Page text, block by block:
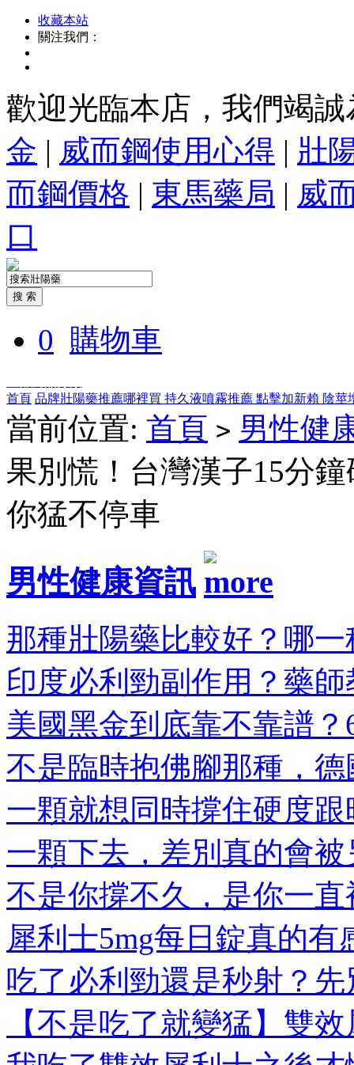
收藏本站
關注我們：
歡迎光臨本店，我們竭
金 | 威而鋼使用心得 | 壯
而鋼價格 | 東馬藥局 | 威
口
0 購物車
首頁 品牌壯陽藥推薦哪裡買 持久液噴霧推薦 點擊加新賴 陰莖
當前位置: 首頁 > 男性健
果別慌！台灣漢子15分
你猛不停車
男性健康資訊
那種壯陽藥比較好？哪
印度必利勁副作用？藥
美國黑金到底靠不靠譜？
不是臨時抱佛腳那種，
一顆就想同時撐住硬度
一顆下去，差別真的會
不是你撐不久，是你一
犀利士5mg每日錠真的有
吃了必利勁還是秒射？
【不是吃了就變猛】雙